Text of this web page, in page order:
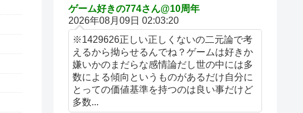
ゲーム好きの774さん@10周年
2026年08月09日 02:03:20
※1429626正しい正しくないの二元論で考
えるから拗らせるんでね？ゲームは好きか
嫌いかのまだらな感情論だし世の中には多
数による傾向というものがあるだけ自分に
とっての価値基準を持つのは良い事だけど
多数...